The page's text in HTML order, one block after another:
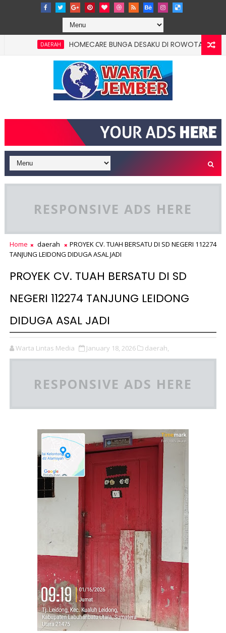
DAERAH HOMECARE BUNGA DESAKU DI ROWOTAMTU:
RESPONSIVE ADS HERE
Home daerah
PROYEK CV. TUAH BERSATU DI SD NEGERI 112274
TANJUNG LEIDONG DIDUGA ASAL JADI
PROYEK CV. TUAH BERSATU DI SD
NEGERI 112274 TANJUNG LEIDONG
DIDUGA ASAL JADI
Warta Lintas Media January 18, 2026 daerah,
RESPONSIVE ADS HERE